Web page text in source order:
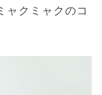
ャクミャクのコ